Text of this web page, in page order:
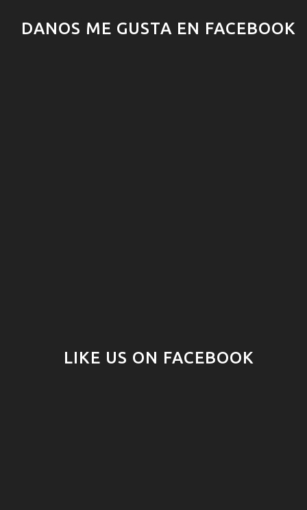
DANOS ME GUSTA EN FACEBOOK
LIKE US ON FACEBOOK